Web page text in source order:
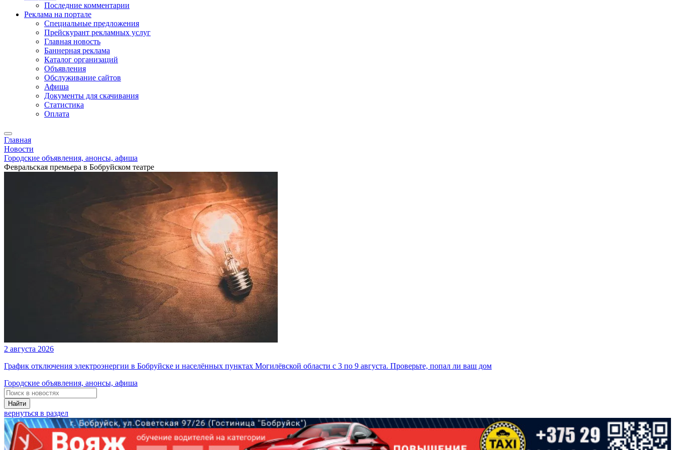
Последние комментарии
Реклама на портале
Специальные предложения
Прейскурант рекламных услуг
Главная новость
Баннерная реклама
Каталог организаций
Объявления
Обслуживание сайтов
Афиша
Документы для скачивания
Статистика
Оплата
Главная
Новости
Городские объявления, анонсы, афиша
Февральская премьера в Бобруйском театре
2 августа 2026
График отключения электроэнергии в Бобруйске и населённых пунктах Могилёвской области с 3 по 9 августа. Проверьте, попал ли ваш дом
Городские объявления, анонсы, афиша
Найти
вернуться в раздел